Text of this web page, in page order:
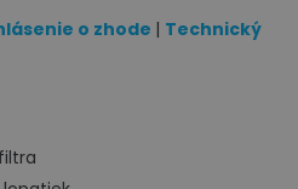
o zhode | Technický